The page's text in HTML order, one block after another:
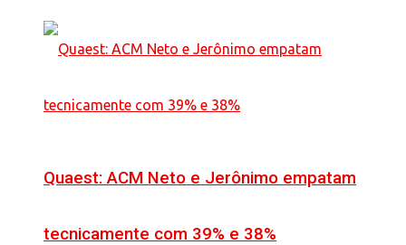
Quaest: ACM Neto e Jerônimo empatam
tecnicamente com 39% e 38%